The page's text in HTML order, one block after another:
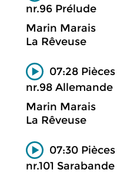
nr.96 Prélude
Marin Marais
La Rêveuse
07:28
nr.98 Allemande
Marin Marais
La Rêveuse
07:30
nr.101